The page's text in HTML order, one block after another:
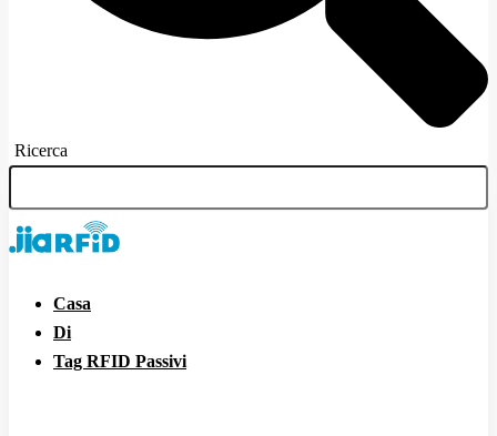
Ricerca
Casa
Di
Tag RFID Passivi